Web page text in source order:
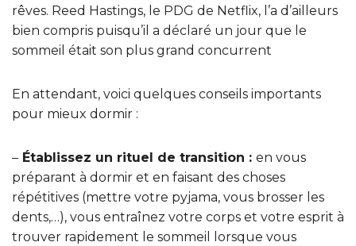
rêves. Reed Hastings, le PDG de Netflix, l’a d’ailleurs
bien compris puisqu’il a déclaré un jour que le
sommeil était son plus grand concurrent
En attendant, voici quelques conseils importants
pour mieux dormir :
– Établissez un rituel de transition : en vous
préparant à dormir et en faisant des choses
répétitives (mettre votre pyjama, vous brosser les
dents,…), vous entraînez votre corps et votre esprit à
trouver rapidement le sommeil lorsque vous